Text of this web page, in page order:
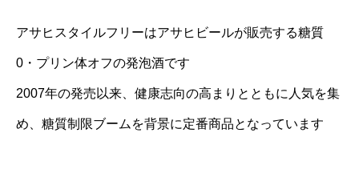
アサヒスタイルフリーはアサヒビールが販売する糖質
0・プリン体オフの発泡酒です
2007年の発売以来、健康志向の高まりとともに人気を集
め、糖質制限ブームを背景に定番商品となっています